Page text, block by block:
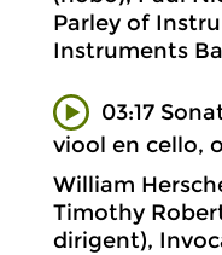
Parley of
Instruments
03:17
viool en cello,
William
Timothy
dirigent),